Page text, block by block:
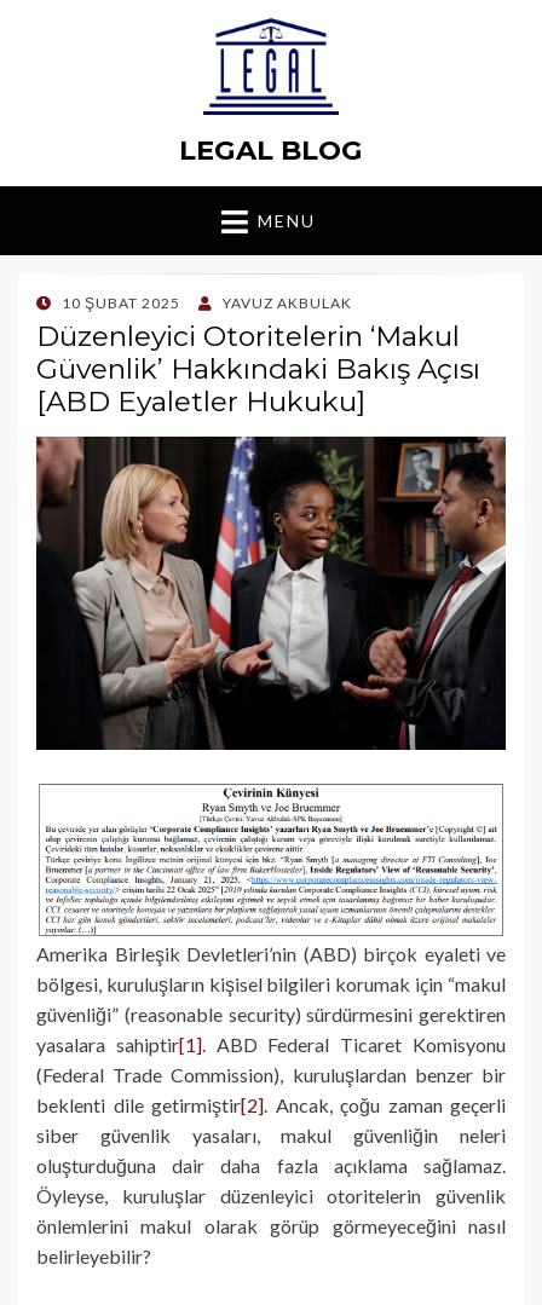
LEGAL BLOG
MENU
POSTED
ON
10 ŞUBAT 2025 YAVUZ AKBULAK
Düzenleyici Otoritelerin ‘Makul
Güvenlik’ Hakkındaki Bakış Açısı
[ABD Eyaletler Hukuku]
Amerika Birleşik Devletleri’nin (ABD) birçok eyaleti ve
bölgesi, kuruluşların kişisel bilgileri korumak için “makul
güvenliği” (reasonable security) sürdürmesini gerektiren
yasalara sahiptir[1]. ABD Federal Ticaret Komisyonu
(Federal Trade Commission), kuruluşlardan benzer bir
beklenti dile getirmiştir[2]. Ancak, çoğu zaman geçerli
siber güvenlik yasaları, makul güvenliğin neleri
oluşturduğuna dair daha fazla açıklama sağlamaz.
Öyleyse, kuruluşlar düzenleyici otoritelerin güvenlik
önlemlerini makul olarak görüp görmeyeceğini nasıl
belirleyebilir?